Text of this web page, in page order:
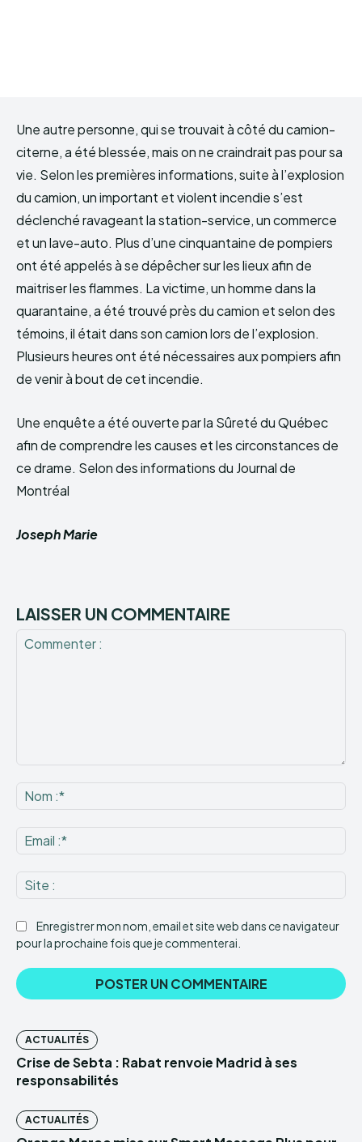
Une autre personne, qui se trouvait à côté du camion-
citerne, a été blessée, mais on ne craindrait pas pour sa
vie. Selon les premières informations, suite à l’explosion
du camion, un important et violent incendie s’est
déclenché ravageant la station-service, un commerce
et un lave-auto. Plus d’une cinquantaine de pompiers
ont été appelés à se dépêcher sur les lieux afin de
maitriser les flammes. La victime, un homme dans la
quarantaine, a été trouvé près du camion et selon des
témoins, il était dans son camion lors de l’explosion.
Plusieurs heures ont été nécessaires aux pompiers afin
de venir à bout de cet incendie.
Une enquête a été ouverte par la Sûreté du Québec
afin de comprendre les causes et les circonstances de
ce drame. Selon des informations du Journal de
Montréal
Joseph Marie
LAISSER UN COMMENTAIRE
:*
:*
:
Enregistrer mon nom, email et site web dans ce navigateur
pour la prochaine fois que je commenterai.
ACTUALITÉS
Crise de Sebta : Rabat renvoie Madrid à ses
responsabilités
ACTUALITÉS